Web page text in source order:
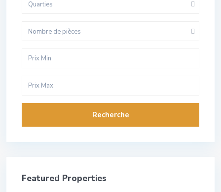
Quarties
Nombre de pièces
Recherche
Featured Properties